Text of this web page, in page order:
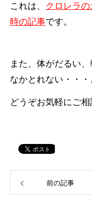
これは、 クロレラ
時の記事です。
また、体がだるい
なかとれない・・・
どうぞお気軽にご
前の記事